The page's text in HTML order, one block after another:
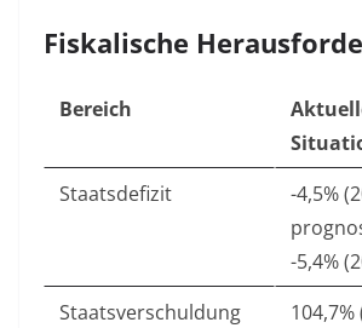
Fiskalische
Bereich
Staatsdefizit
-4,5%
-5,4%
Staatsverschuldung
104,7%